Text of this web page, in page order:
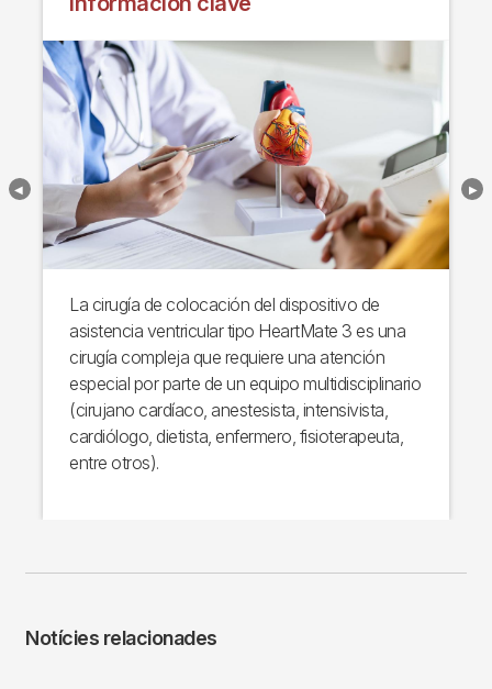
La cirugía de colocación del dispositivo de
asistencia ventricular tipo HeartMate 3 es una
cirugía compleja que requiere una atención
especial por parte de un equipo multidisciplinario
(cirujano cardíaco, anestesista, intensivista,
cardiólogo, dietista, enfermero, fisioterapeuta,
entre otros).
Notícies relacionades